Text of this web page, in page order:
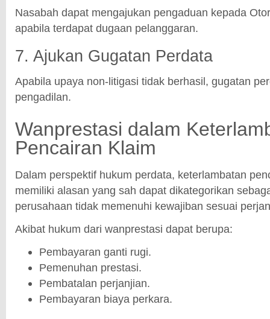
Nasabah dapat mengajukan pengaduan kepada
apabila terdapat dugaan pelanggaran.
7. Ajukan Gugatan Perdata
Apabila upaya non-litigasi tidak berhasil, gugatan
pengadilan.
Wanprestasi dalam
Pencairan Klaim
Dalam perspektif hukum perdata, keterlambatan
memiliki alasan yang sah dapat dikategorikan
perusahaan tidak memenuhi kewajiban sesuai
Akibat hukum dari wanprestasi dapat berupa:
Pembayaran ganti rugi.
Pemenuhan prestasi.
Pembatalan perjanjian.
Pembayaran biaya perkara.